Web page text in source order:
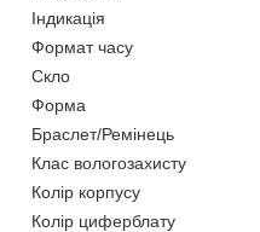
Індикація
Формат часу
Скло
Форма
Браслет/Ремінець
Клас вологозахисту
Колір корпусу
Колір циферблату